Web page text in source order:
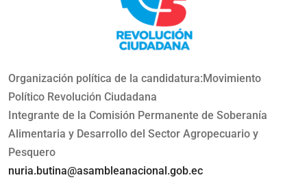
Organización política de la candidatura:Movimiento
Político Revolución Ciudadana
Integrante de la Comisión Permanente de Soberanía
Alimentaria y Desarrollo del Sector Agropecuario y
Pesquero
nuria.butina@asambleanacional.gob.ec